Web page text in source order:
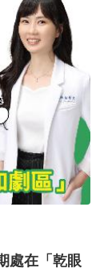
處在「乾眼